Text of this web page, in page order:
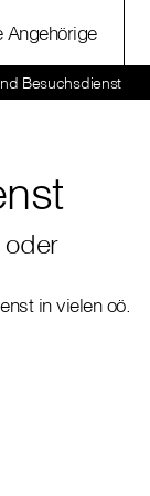
Angehörige
Besuchsdienst
in vielen oö.